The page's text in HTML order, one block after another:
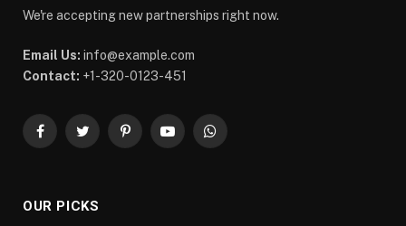
We're accepting new partnerships right now.
Email Us: info@example.com
Contact: +1-320-0123-451
FacebookTwitterPinterestYouTubeWhatsApp
OUR PICKS